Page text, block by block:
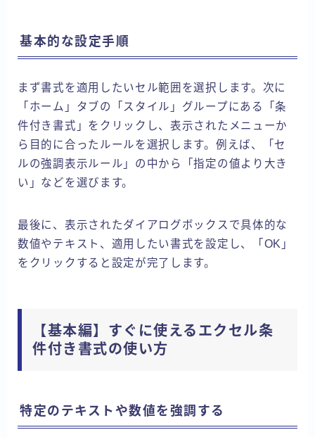
基本的な設定手順
まず書式を適用したいセル範囲を選択します。次に
「ホーム」タブの「スタイル」グループにある「条
件付き書式」をクリックし、表示されたメニューか
ら目的に合ったルールを選択します。例えば、「セ
ルの強調表示ルール」の中から「指定の値より大き
い」などを選びます。
最後に、表示されたダイアログボックスで具体的な
数値やテキスト、適用したい書式を設定し、「OK」
をクリックすると設定が完了します。
【基本編】すぐに使えるエクセル条
件付き書式の使い方
特定のテキストや数値を強調する